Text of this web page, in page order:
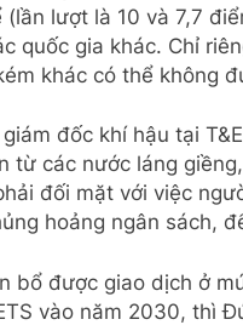
(lần lượt là 10 và 7,7
quốc gia khác. Chỉ
khác có thể không
đốc khí hậu tại
từ các nước láng
đối mặt với việc
hoảng ngân sách,
bổ được giao dịch ở
vào năm 2030, thì